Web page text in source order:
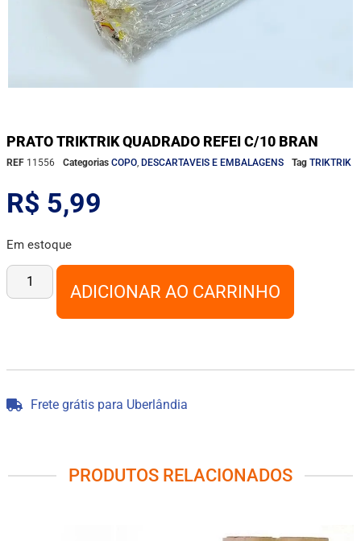
PRATO TRIKTRIK QUADRADO REFEI C/10 BRAN
REF 11556 Categorias COPO DESCARTAVEIS E EMBALAGENS Tag TRIKTRIK
R$ 5,99
Em estoque
ADICIONAR AO CARRINHO
Frete grátis para Uberlândia
PRODUTOS RELACIONADOS